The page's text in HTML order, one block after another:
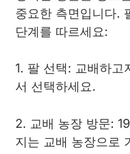
중요한 측면입니다.
단계를 따르세요:
1. 팔 선택: 교배하고
서 선택하세요.
2. 교배 농장 방문:
지는 교배 농장으로